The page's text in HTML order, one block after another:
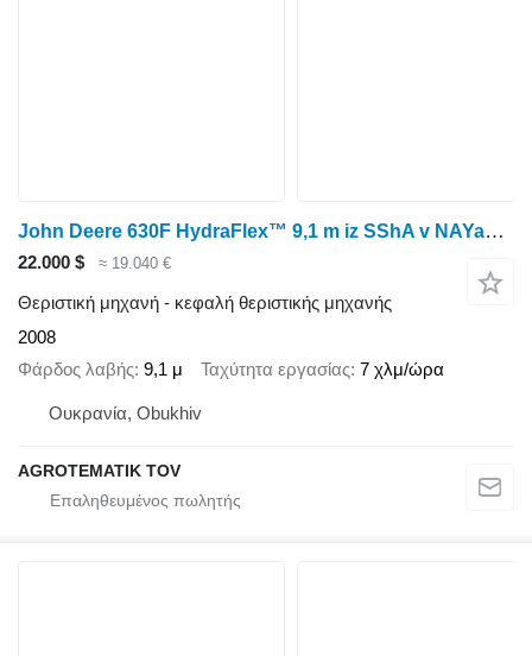
John Deere 630F HydraFlex™ 9,1 m iz SShA v NAYaVNOSTI!
22.000 $ ≈ 19.040 €
Θεριστική μηχανή - κεφαλή θεριστικής μηχανής
2008
Φάρδος λαβής 9,1 μ Ταχύτητα εργασίας 7 χλμ/ώρα
Ουκρανία, Obukhiv
AGROTEMATIK TOV